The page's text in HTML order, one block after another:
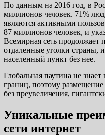
По данным на 2016 год, в
миллионов человек. 71%
являются активными
87 миллионов человек, и
Всемирная сеть продолжает
отдаленные уголки страны,
населенный пункт без нее.
Глобальная паутина не
границ, поэтому размещение
без преувеличения,
Уникальные
сети интернет